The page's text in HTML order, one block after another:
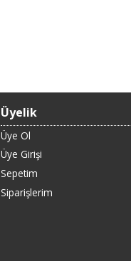
Üyelik
Üye Ol
Üye Girişi
Sepetim
Siparişlerim